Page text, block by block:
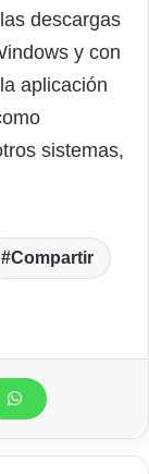
descargas
y con
aplicación
sistemas,
Compartir